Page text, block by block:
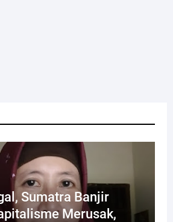
Sumatra Banjir
Merusak,